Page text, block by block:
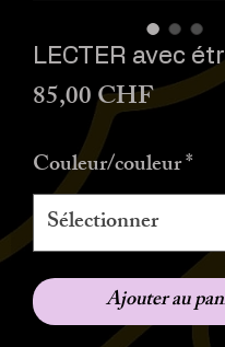
LECTER avec
85,00 CHFPrix
Couleur/couleur*
Ajouter au